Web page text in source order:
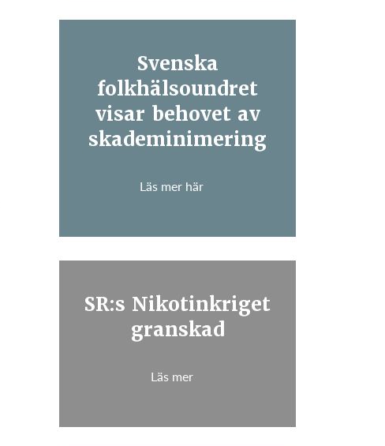
Svenska
folkhälsoundret
visar behovet av
skademinimering
Läs mer här
SR:s Nikotinkriget
granskad
Läs mer